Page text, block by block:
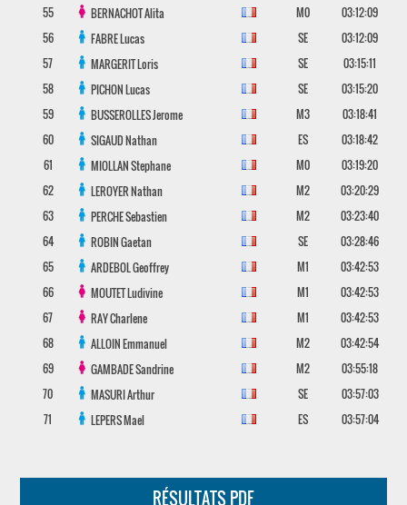
55
BERNACHOTAlita M0
03:12:09
56
FABRELucas SE
03:12:09
57
MARGERITLoris SE
03:15:11
58
PICHONLucas SE
03:15:20
59
BUSSEROLLESJerome M3
03:18:41
60
SIGAUDNathan ES
03:18:42
61
MIOLLANStephane M0
03:19:20
62
LEROYERNathan M2
03:20:29
63
PERCHESebastien M2
03:23:40
64
ROBINGaetan SE
03:28:46
65
ARDEBOLGeoffrey M1
03:42:53
66
MOUTETLudivine M1
03:42:53
67
RAYCharlene M1
03:42:53
68
ALLOINEmmanuel M2
03:42:54
69
GAMBADESandrine M2
03:55:18
70
MASURIArthur SE
03:57:03
71
LEPERSMael ES 03:57:04
RÉSULTATS PDF